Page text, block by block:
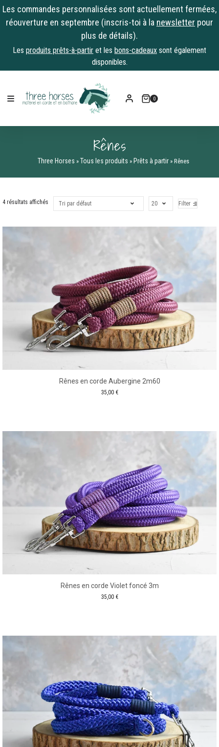
Les commandes personnalisées sont actuellement fermées,
réouverture en septembre (inscris-toi à la newsletter pour
plus de détails).
Les produits prêts-à-partir et les bons-cadeaux sont également
disponibles.
content
0
Rênes
Three Horses » Tous les produits » Prêts à partir» Rênes
4 résultats affichés Filter
Rênes en corde Aubergine 2m60
35,00 €
Rênes en corde Violet foncé 3m
35,00 €